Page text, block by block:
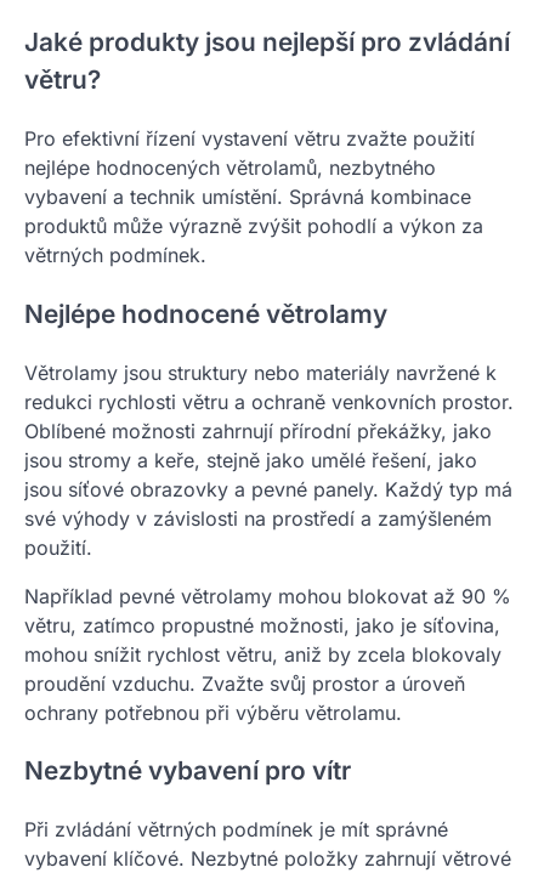
Jaké produkty jsou nejlepší pro zvládání
větru?
Pro efektivní řízení vystavení větru zvažte použití
nejlépe hodnocených větrolamů, nezbytného
vybavení a technik umístění. Správná kombinace
produktů může výrazně zvýšit pohodlí a výkon za
větrných podmínek.
Nejlépe hodnocené větrolamy
Větrolamy jsou struktury nebo materiály navržené k
redukci rychlosti větru a ochraně venkovních prostor.
Oblíbené možnosti zahrnují přírodní překážky, jako
jsou stromy a keře, stejně jako umělé řešení, jako
jsou síťové obrazovky a pevné panely. Každý typ má
své výhody v závislosti na prostředí a zamýšleném
použití.
Například pevné větrolamy mohou blokovat až 90 %
větru, zatímco propustné možnosti, jako je síťovina,
mohou snížit rychlost větru, aniž by zcela blokovaly
proudění vzduchu. Zvažte svůj prostor a úroveň
ochrany potřebnou při výběru větrolamu.
Nezbytné vybavení pro vítr
Při zvládání větrných podmínek je mít správné
vybavení klíčové. Nezbytné položky zahrnují větrové